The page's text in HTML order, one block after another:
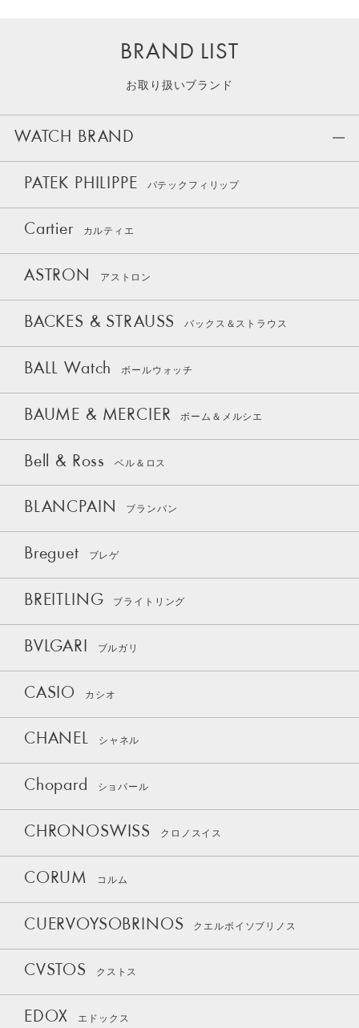
BRAND LIST
お取り扱いブランド
WATCH BRAND
PATEK PHILIPPE パテックフィリップ
Cartier カルティエ
ASTRON アストロン
BACKES & STRAUSS バックス＆ストラウス
BALL Watch ボールウォッチ
BAUME & MERCIER ボーム＆メルシエ
Bell & Ross ベル＆ロス
BLANCPAIN ブランパン
Breguet ブレゲ
BREITLING ブライトリング
BVLGARI ブルガリ
CASIO カシオ
CHANEL シャネル
Chopard ショパール
CHRONOSWISS クロノスイス
CORUM コルム
CUERVOYSOBRINOS クエルボイソブリノス
CVSTOS クストス
EDOX エドックス